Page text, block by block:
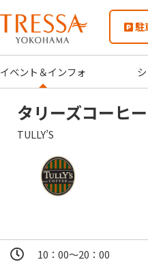
駐
イベント＆インフォ
タリーズコーヒー
TULLY’S
10：00～20：00